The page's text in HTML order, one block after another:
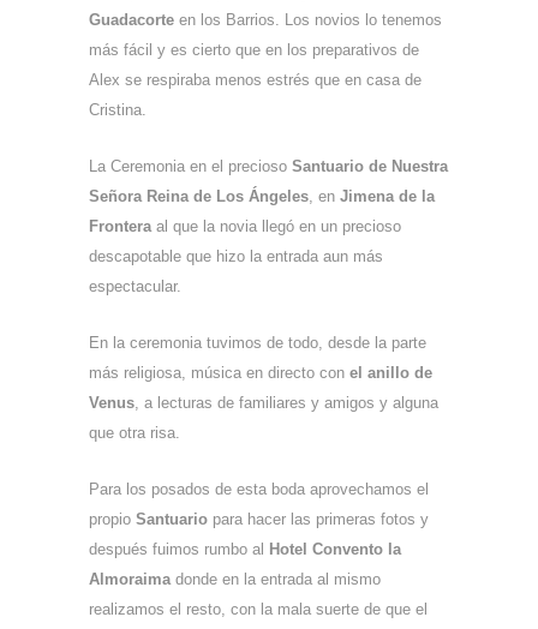
Guadacorte en los Barrios. Los novios lo tenemos
más fácil y es cierto que en los preparativos de
Alex se respiraba menos estrés que en casa de
Cristina.
La Ceremonia en el precioso Santuario de Nuestra
Señora Reina de Los Ángeles, en Jimena de la
Fronteraal que la novia llegó en un precioso
descapotable que hizo la entrada aun más
espectacular.
En la ceremonia tuvimos de todo, desde la parte
más religiosa, música en directo con el anillo de
Venus, a lecturas de familiares y amigos y alguna
que otra risa.
Para los posados de esta boda aprovechamos el
propio Santuario para hacer las primeras fotos y
después fuimos rumbo al Hotel Convento la
Almoraimadonde en la entrada al mismo
realizamos el resto, con la mala suerte de que el